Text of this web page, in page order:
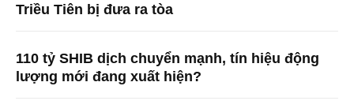
Triều Tiên bị đưa ra tòa
110 tỷ SHIB dịch chuyển mạnh, tín hiệu động
lượng mới đang xuất hiện?